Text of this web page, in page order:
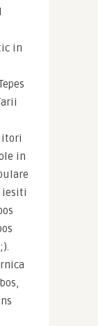
in
in
iesiti